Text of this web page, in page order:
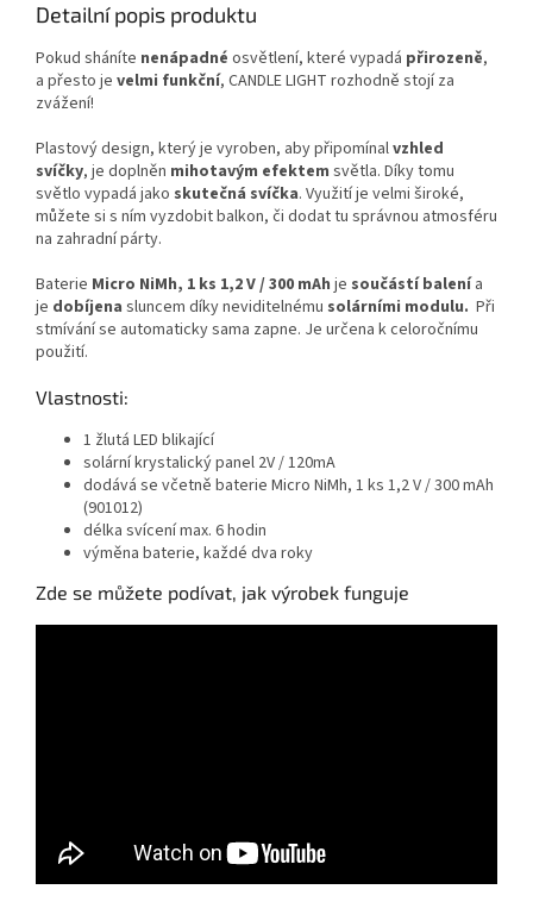
Detailní popis produktu
Pokud sháníte nenápadné osvětlení, které vypadá přirozeně,
a přesto je velmi funkční, CANDLE LIGHT rozhodně stojí za
zvážení!
Plastový design, který je vyroben, aby připomínalvzhled
svíčky, je doplněn mihotavým efektem světla. Díky tomu
světlo vypadá jako skutečná svíčka. Využití je velmi široké,
můžete si s ním vyzdobit balkon, či dodat tu správnou atmosféru
na zahradní párty.
Baterie Micro NiMh, 1 ks 1,2 V / 300 mAh je součástí balenía
je dobíjena sluncem díky neviditelnému solárními modulu. Při
stmívání se automaticky sama zapne. Je určena k celoročnímu
použití.
Vlastnosti:
1 žlutá LED blikající
solární krystalický panel 2V / 120mA
dodává se včetně baterie Micro NiMh, 1 ks 1,2 V / 300 mAh
(901012)
délka svícení max. 6 hodin
výměna baterie, každé dva roky
Zde se můžete podívat, jak výrobek funguje